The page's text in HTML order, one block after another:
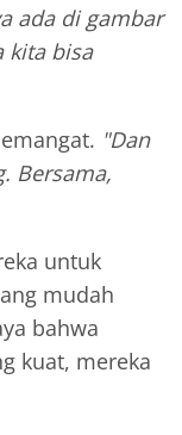
ada di gambar
kita bisa
"Dan
Bersama,
untuk
mudah
bahwa
kuat, mereka